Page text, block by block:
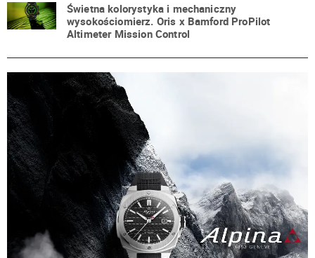
Świetna kolorystyka i mechaniczny
wysokościomierz. Oris x Bamford ProPilot
Altimeter Mission Control